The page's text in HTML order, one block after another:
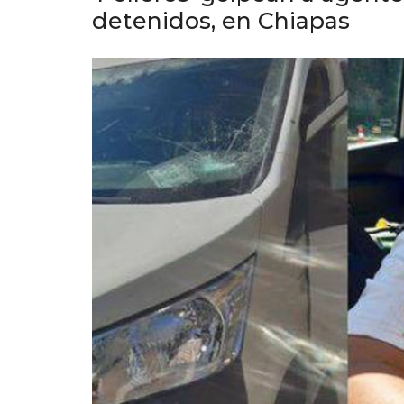
detenidos, en Chiapas